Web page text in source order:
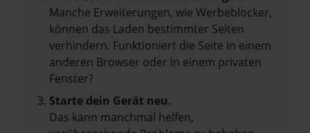
Manche Erweiterungen, wie Werbeblocker,
können das Laden bestimmter Seiten
verhindern. Funktioniert die Seite in einem
anderen Browser oder in einem privaten
Fenster?
Starte dein Gerät neu.
Das kann manchmal helfen,